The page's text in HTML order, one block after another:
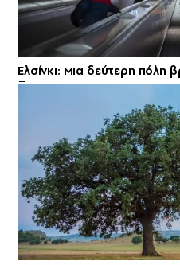
Ελσίνκι: Mια δεύτερη πόλη